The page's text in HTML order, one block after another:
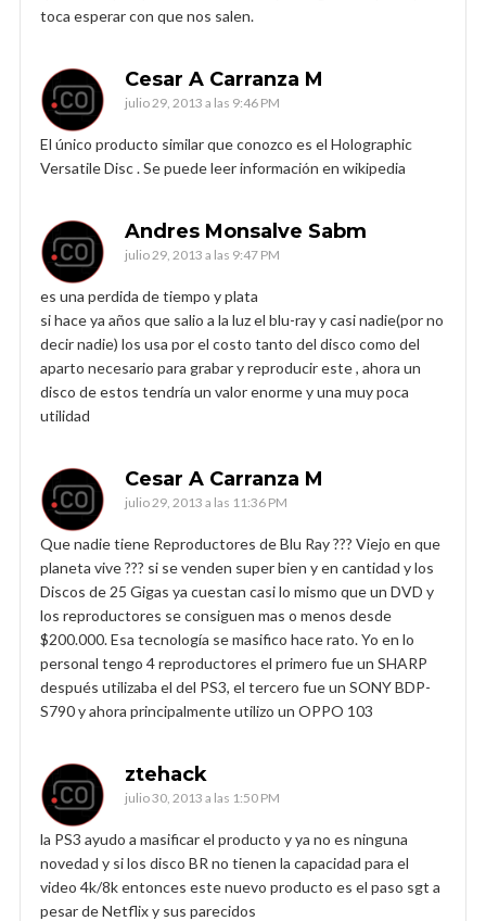
toca esperar con que nos salen.
Cesar A Carranza M
julio 29, 2013 a las 9:46 PM
El único producto similar que conozco es el Holographic
Versatile Disc . Se puede leer información en wikipedia
Andres Monsalve Sabm
julio 29, 2013 a las 9:47 PM
es una perdida de tiempo y plata
si hace ya años que salio a la luz el blu-ray y casi nadie(por no
decir nadie) los usa por el costo tanto del disco como del
aparto necesario para grabar y reproducir este , ahora un
disco de estos tendría un valor enorme y una muy poca
utilidad
Cesar A Carranza M
julio 29, 2013 a las 11:36 PM
Que nadie tiene Reproductores de Blu Ray ??? Viejo en que
planeta vive ??? si se venden super bien y en cantidad y los
Discos de 25 Gigas ya cuestan casi lo mismo que un DVD y
los reproductores se consiguen mas o menos desde
$200.000. Esa tecnología se masifico hace rato. Yo en lo
personal tengo 4 reproductores el primero fue un SHARP
después utilizaba el del PS3, el tercero fue un SONY BDP-
S790 y ahora principalmente utilizo un OPPO 103
ztehack
julio 30, 2013 a las 1:50 PM
la PS3 ayudo a masificar el producto y ya no es ninguna
novedad y si los disco BR no tienen la capacidad para el
video 4k/8k entonces este nuevo producto es el paso sgt a
pesar de Netflix y sus parecidos